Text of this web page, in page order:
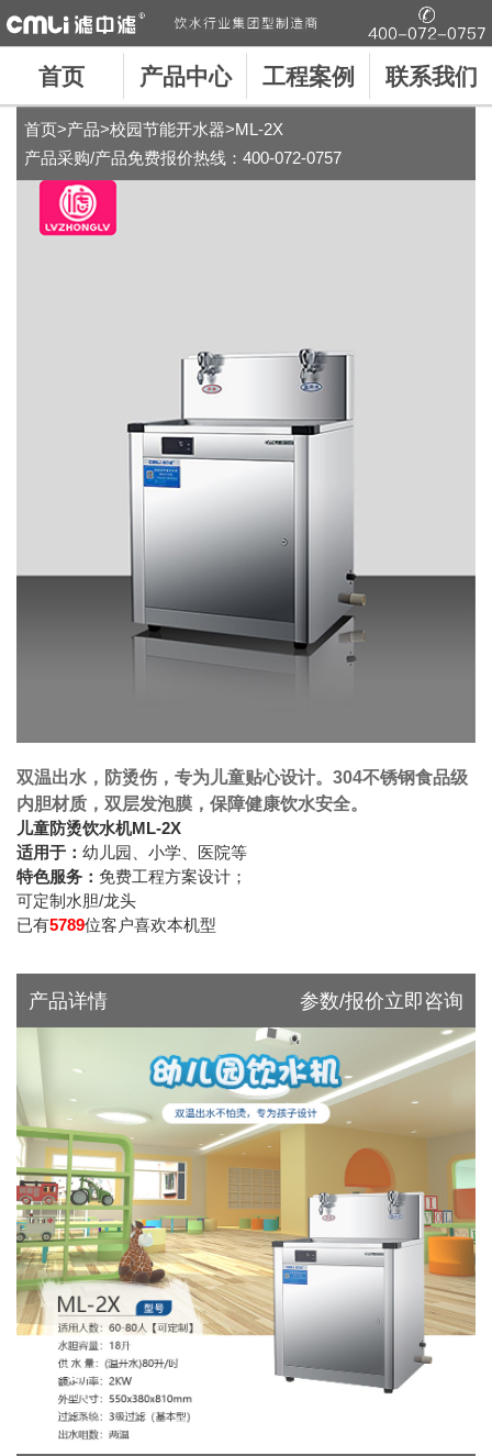
首页 产品中心 工程案例 联系我们
首页>产品>校园节能开水器>ML-2X
产品采购/产品免费报价热线：400-072-0757
双温出水，防烫伤，专为儿童贴心设计。304不锈钢食品级
内胆材质，双层发泡膜，保障健康饮水安全。
儿童防烫饮水机ML-2X
适用于： 幼儿园、小学、医院等
特色服务： 免费工程方案设计；
可定制水胆/龙头
已有5789位客户喜欢本机型
产品详情 参数/报价立即咨询